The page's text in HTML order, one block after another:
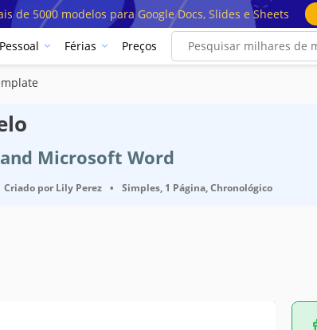
de 5000 modelos para Google Docs, Slides e Sheets
Pessoal Férias Preços
Microsoft Word
Criado por Lily Perez • Simples, 1 Página, Chronológico